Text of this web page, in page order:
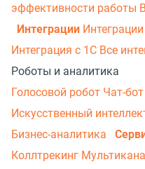
эффективности работы
Интеграции
Интеграция с 1С Все
Роботы и аналитика
Голосовой робот Чат-бот
Искусственный
Бизнес-аналитика
Коллтрекинг